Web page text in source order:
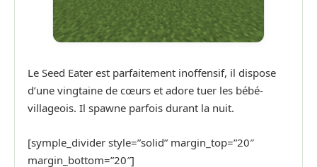
Le Seed Eater est parfaitement inoffensif, il dispose
d’une vingtaine de cœurs et adore tuer les bébé-
villageois. Il spawne parfois durant la nuit.
[symple_divider style=”solid” margin_top=”20″
margin_bottom=”20″]